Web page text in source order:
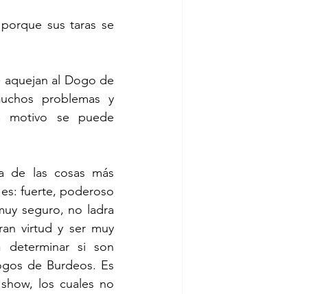
sus taras se
aquejan al Dogo de
problemas y
motivo se puede
de las cosas más
fuerte, poderoso
seguro, no ladra
virtud y ser muy
determinar si son
de Burdeos. Es
los cuales no